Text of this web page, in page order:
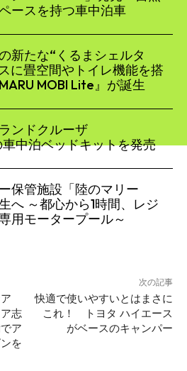
ースを持つ車中泊車
新たな“くるまシェルタ
に畳空間やトイレ機能を搭
MOBI Lite』が誕生
ンドクルーザ
中泊ベッドキットを発売
保管施設「陸のマリー
へ ～都心から1時間、レジ
用モータープール～
志
ア
を
次の記事
快適で使いやすいとはまさに
これ！ トヨタ ハイエース
がベースのキャンパー